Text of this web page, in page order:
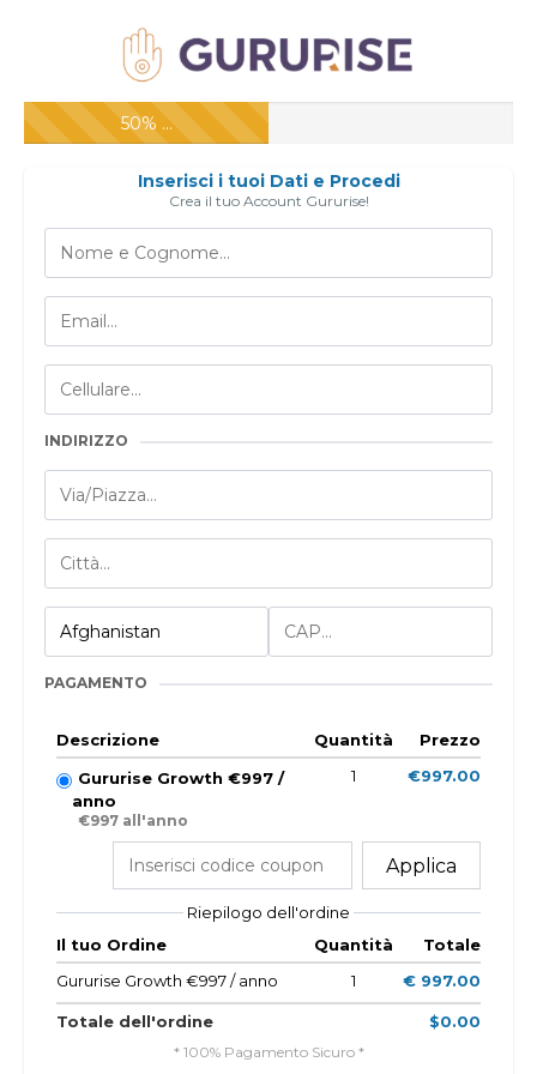
50% ...
Inserisci i tuoi Dati e Procedi
Crea il tuo Account Gururise!
INDIRIZZO
PAGAMENTO
Descrizione Quantità
Prezzo
Gururise Growth €997 /
anno
€997 all'anno
1 €997.00
Applica
Riepilogo dell'ordine
Il tuo Ordine
Quantità
Totale
Gururise Growth €997 / anno
1 € 997.00
Totale dell'ordine $0.00
* 100% Pagamento Sicuro *